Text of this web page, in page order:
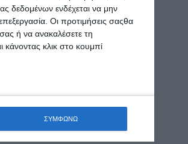
δεδομένων ενδέχεται να μην
Οι προτιμήσεις σαςθα
ή να ανακαλέσετε τη
κλικ στο κουμπί
ΣΥΜΦΩΝΩ